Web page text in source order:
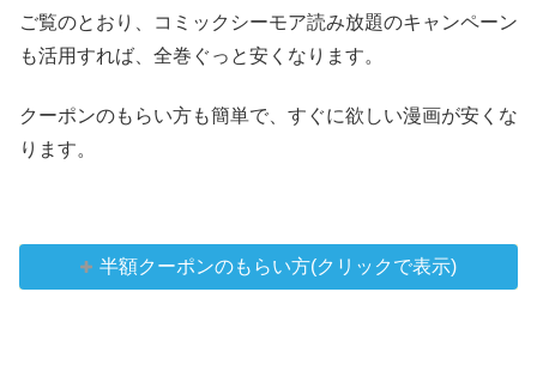
ご覧のとおり、コミックシーモア読み放題のキャンペーン
も活用すれば、全巻ぐっと安くなります。
クーポンのもらい方も簡単で、すぐに欲しい漫画が安くな
ります。
半額クーポンのもらい方(クリックで表示)